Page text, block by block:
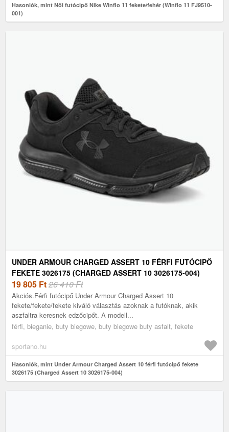
Hasonlók, mint Női futócipő Nike Winflo 11 fekete/fehér (Winflo 11 FJ9510-
001)
UNDER ARMOUR CHARGED ASSERT 10 FÉRFI FUTÓCIPŐ
FEKETE 3026175 (CHARGED ASSERT 10 3026175-004)
19 805 Ft26 410 Ft
Akciós.Férfi futócipő Under Armour Charged Assert 10
fekete/fekete/fekete kiváló választás azoknak a futóknak, akik
aszfaltra keresnek edzőcipőt. A modell...
férfi, bieganie, buty biegowe, buty biegowe buty asfalt, fekete
sportano.hu
Hasonlók, mint Under Armour Charged Assert 10 férfi futócipő fekete
3026175 (Charged Assert 10 3026175-004)